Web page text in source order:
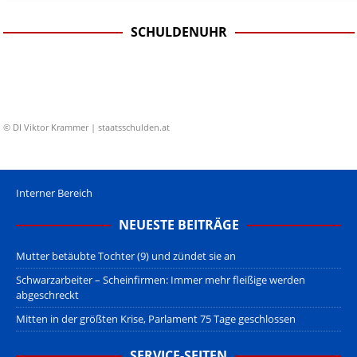
SCHULDENUHR
© DI Viktor Krammer | staatsschulden.at
Interner Bereich
NEUESTE BEITRÄGE
Mutter betäubte Tochter (9) und zündet sie an
Schwarzarbeiter – Scheinfirmen: Immer mehr fleißige werden
abgeschreckt
Mitten in der größten Krise, Parlament 75 Tage geschlossen